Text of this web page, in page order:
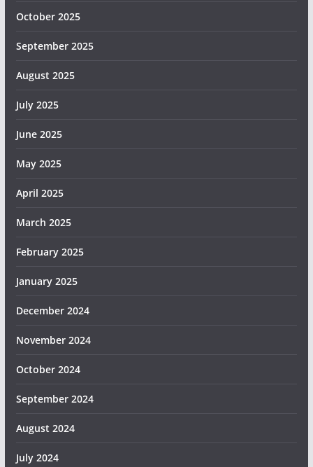
October 2025
September 2025
August 2025
July 2025
June 2025
May 2025
April 2025
March 2025
February 2025
January 2025
December 2024
November 2024
October 2024
September 2024
August 2024
July 2024